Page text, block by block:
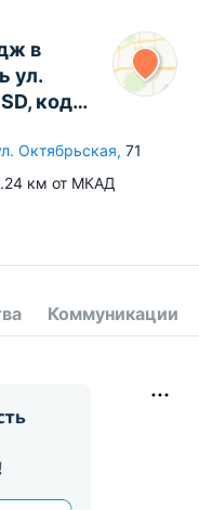
в
ул.
код
Октябрьская, 71
км от МКАД
Коммуникации